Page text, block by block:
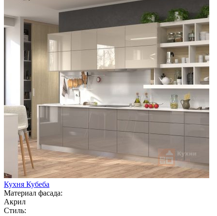
Кухня Кубеба
Материал фасада:
Акрил
Стиль: